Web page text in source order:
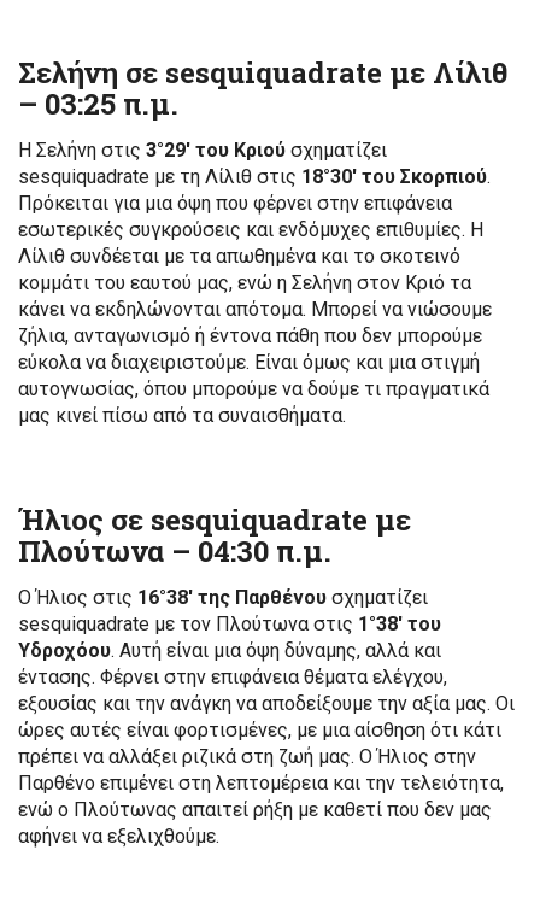
Σελήνη σε sesquiquadrate με Λίλιθ
– 03:25 π.μ.
Η Σελήνη στις 3°29′ του Κριού σχηματίζει
sesquiquadrate με τη Λίλιθ στις 18°30′ του Σκορπιού.
Πρόκειται για μια όψη που φέρνει στην επιφάνεια
εσωτερικές συγκρούσεις και ενδόμυχες επιθυμίες. Η
Λίλιθ συνδέεται με τα απωθημένα και το σκοτεινό
κομμάτι του εαυτού μας, ενώ η Σελήνη στον Κριό τα
κάνει να εκδηλώνονται απότομα. Μπορεί να νιώσουμε
ζήλια, ανταγωνισμό ή έντονα πάθη που δεν μπορούμε
εύκολα να διαχειριστούμε. Είναι όμως και μια στιγμή
αυτογνωσίας, όπου μπορούμε να δούμε τι πραγματικά
μας κινεί πίσω από τα συναισθήματα.
Ήλιος σε sesquiquadrate με
Πλούτωνα – 04:30 π.μ.
Ο Ήλιος στις 16°38′ της Παρθένου σχηματίζει
sesquiquadrate με τον Πλούτωνα στις 1°38′ του
Υδροχόου. Αυτή είναι μια όψη δύναμης, αλλά και
έντασης. Φέρνει στην επιφάνεια θέματα ελέγχου,
εξουσίας και την ανάγκη να αποδείξουμε την αξία μας. Οι
ώρες αυτές είναι φορτισμένες, με μια αίσθηση ότι κάτι
πρέπει να αλλάξει ριζικά στη ζωή μας. Ο Ήλιος στην
Παρθένο επιμένει στη λεπτομέρεια και την τελειότητα,
ενώ ο Πλούτωνας απαιτεί ρήξη με καθετί που δεν μας
αφήνει να εξελιχθούμε.